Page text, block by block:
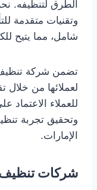
الطرق لتنظيفه.
وتقنيات متقدمة
شامل، مما يتيح
تضمن شركة
لعملائها من خلال
للعملاء الاعتماد
وتحقيق تجربة
الإمارات.
شركات